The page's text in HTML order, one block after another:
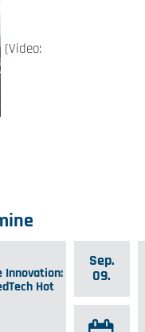
(Video:
Innovation:
Hot
Sep.
09.